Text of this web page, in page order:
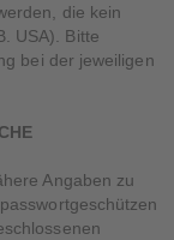
die kein
USA). Bitte
bei der jeweiligen
Angaben zu